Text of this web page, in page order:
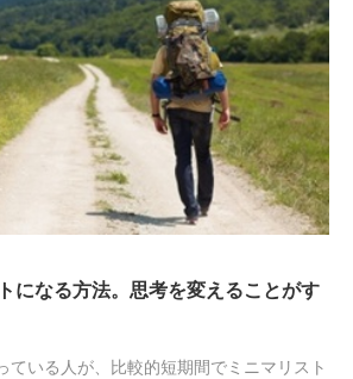
になる方法。思考を変えることがす
ている人が、比較的短期間でミニマリスト